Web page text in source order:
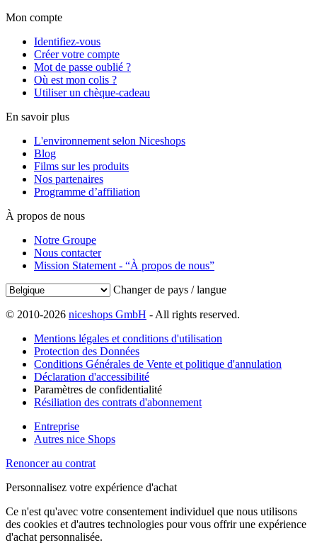
Mon compte
Identifiez-vous
Créer votre compte
Mot de passe oublié ?
Où est mon colis ?
Utiliser un chèque-cadeau
En savoir plus
L'environnement selon Niceshops
Blog
Films sur les produits
Nos partenaires
Programme d’affiliation
À propos de nous
Notre Groupe
Nous contacter
Mission Statement - “À propos de nous”
Changer de pays / langue
© 2010-2026 niceshops GmbH - All rights reserved.
Mentions légales et conditions d'utilisation
Protection des Données
Conditions Générales de Vente et politique d'annulation
Déclaration d'accessibilité
Paramètres de confidentialité
Résiliation des contrats d'abonnement
Entreprise
Autres nice Shops
Renoncer au contrat
Personnalisez votre expérience d'achat
Ce n'est qu'avec votre consentement individuel que nous utilisons
des cookies et d'autres technologies pour vous offrir une expérience
d'achat personnalisée.